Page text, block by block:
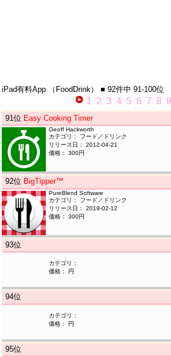
iPad有料App （FoodDrink） ■ 92件中 91-100位
1 2 3 4 5 6 7 8 9
91位 Easy Cooking Timer
Geoff Hackworth
カテゴリ： フード／ドリンク
リリース日： 2012-04-21
価格： 300円
92位 BigTipper™
PureBlend Software
カテゴリ： フード／ドリンク
リリース日： 2019-02-12
価格： 300円
93位
カテゴリ：
価格： 円
94位
カテゴリ：
価格： 円
95位